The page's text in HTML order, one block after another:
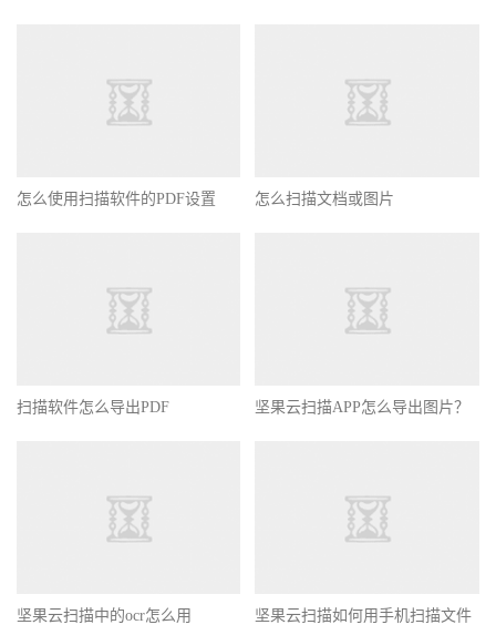
怎么使用扫描软件的PDF设置 怎么扫描文档或图片
扫描软件怎么导出PDF 坚果云扫描APP怎么导出图片？
坚果云扫描中的ocr怎么用 坚果云扫描如何用手机扫描文件